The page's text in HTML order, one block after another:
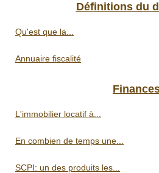
Définitions du
Qu'est que la...
Annuaire fiscalité
L'immobilier locatif à...
En combien de temps une...
SCPI: un des produits les...